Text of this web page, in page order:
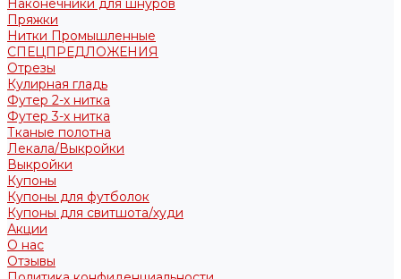
Наконечники для шнуров
Пряжки
Нитки Промышленные
СПЕЦПРЕДЛОЖЕНИЯ
Отрезы
Кулирная гладь
Футер 2-х нитка
Футер 3-х нитка
Тканые полотна
Лекала/Выкройки
Выкройки
Купоны
Купоны для футболок
Купоны для свитшота/худи
Акции
О нас
Отзывы